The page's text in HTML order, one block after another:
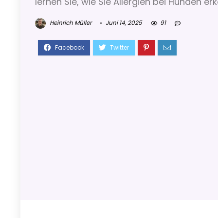
Heinrich Müller Juni 14, 2025 91